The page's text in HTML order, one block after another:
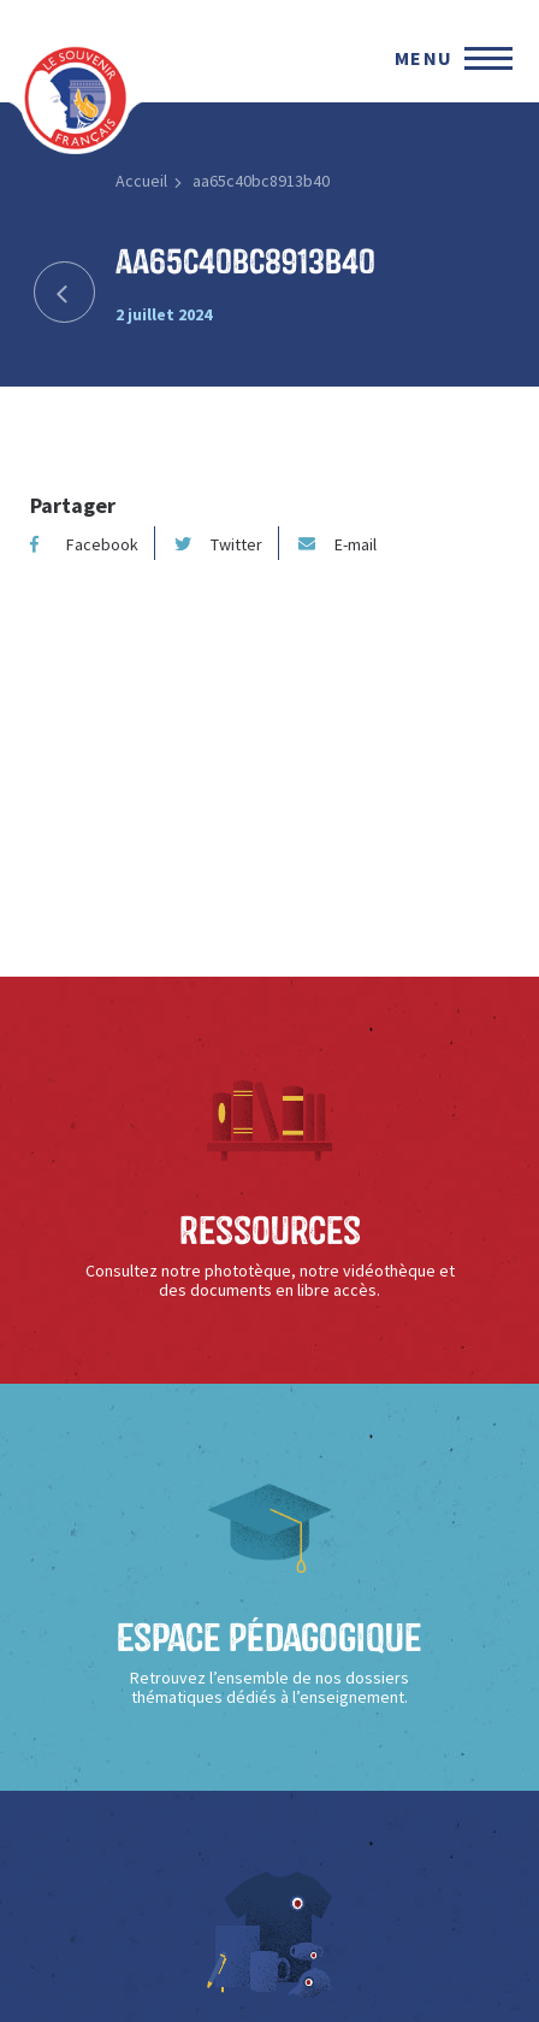
MENU
Accueil aa65c40bc8913b40
aa65c40bc8913b40
2 juillet 2024
Partager
Facebook Twitter E-mail
Ressources
Consultez notre phototèque, notre vidéothèque et
des documents en libre accès.
Espace Pédagogique
Retrouvez l’ensemble de nos dossiers
thématiques dédiés à l’enseignement.